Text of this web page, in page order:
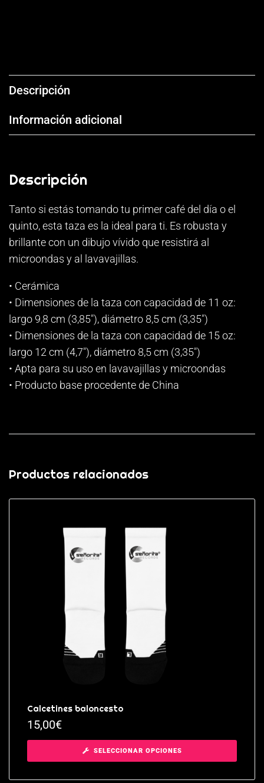
Descripción
Información adicional
Descripción
Tanto si estás tomando tu primer café del día o el
quinto, esta taza es la ideal para ti. Es robusta y
brillante con un dibujo vívido que resistirá al
microondas y al lavavajillas.
• Cerámica
• Dimensiones de la taza con capacidad de 11 oz:
largo 9,8 cm (3,85"), diámetro 8,5 cm (3,35")
• Dimensiones de la taza con capacidad de 15 oz:
largo 12 cm (4,7"), diámetro 8,5 cm (3,35")
• Apta para su uso en lavavajillas y microondas
• Producto base procedente de China
Productos relacionados
Calcetines baloncesto
15,00€
SELECCIONAR OPCIONES